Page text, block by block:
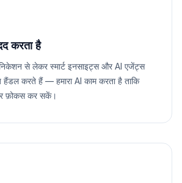
करता है
से लेकर स्मार्ट इनसाइट्स और AI एजेंट्स
हैंडल करते हैं — हमारा AI काम करता है ताकि
फ़ोकस कर सकें।